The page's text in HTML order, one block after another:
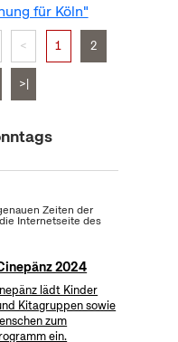
für Köln"
< 1 2
>|
Zeiten der
Internetseite des
2024
lädt Kinder
Kitagruppen sowie
zum
ein.